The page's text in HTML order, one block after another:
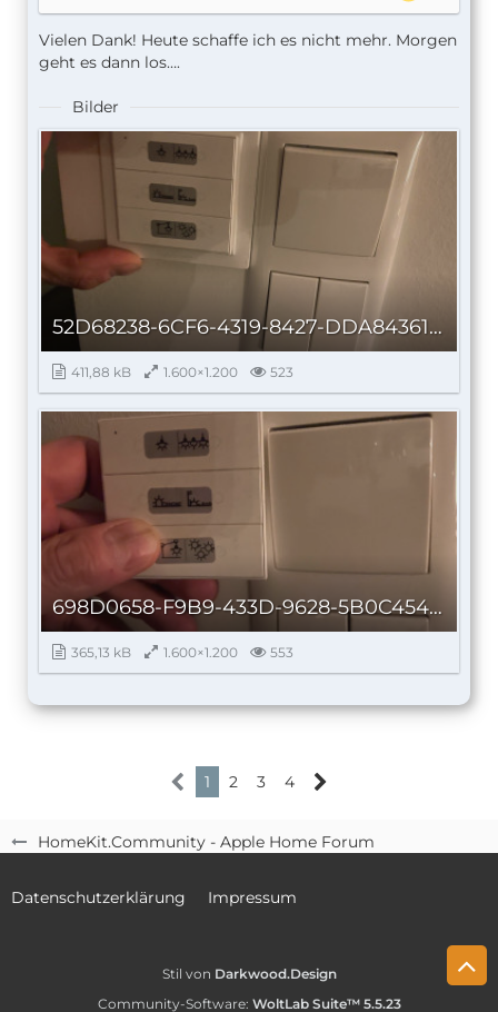
HomeKit.Community - Apple Home Forum
Vielen Dank! Heute schaffe ich es nicht mehr. Morgen
geht es dann los….
Bilder
52D68238-6CF6-4319-8427-DDA8436190A9_autoscaled.jpg
411,88 kB 1.600×1.200 523
698D0658-F9B9-433D-9628-5B0C45406632_autoscaled.jpg
365,13 kB 1.600×1.200 553
1 2 3 4
Datenschutzerklärung Impressum
Stil von Darkwood.Design
Community-Software: WoltLab Suite™ 5.5.23